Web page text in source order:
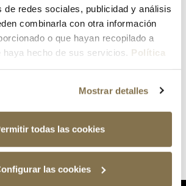
de redes sociales, publicidad y análisis
combinarla con otra información
o que hayan recopilado a
haya hecho de sus servicios. Política
Mostrar detalles
todas las cookies
las cookies